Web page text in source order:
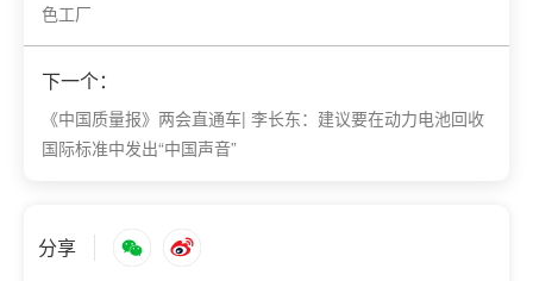
色工厂
下一个：
​《中国质量报》两会直通车| 李长东：建议要在动力电池回收
国际标准中发出“中国声音”
分享